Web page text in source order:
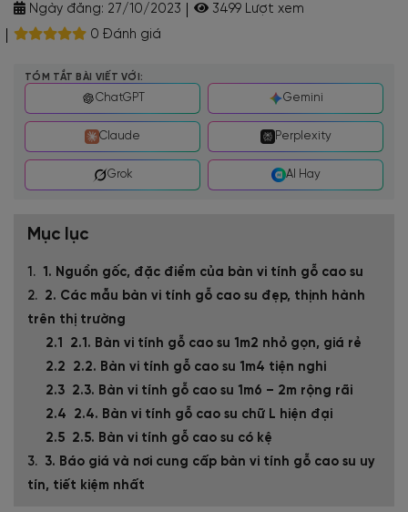
Ngày đăng: 27/10/2023
3499 Lượt xem
0 Đánh giá
TÓM TẮT BÀI VIẾT VỚI:
ChatGPT Gemini
Claude Perplexity
Grok AI Hay
Mục lục
1. Nguồn gốc, đặc điểm của bàn vi tính gỗ cao su
2. Các mẫu bàn vi tính gỗ cao su đẹp, thịnh hành
trên thị trường
2.1. Bàn vi tính gỗ cao su 1m2 nhỏ gọn, giá rẻ
2.2. Bàn vi tính gỗ cao su 1m4 tiện nghi
2.3. Bàn vi tính gỗ cao su 1m6 – 2m rộng rãi
2.4. Bàn vi tính gỗ cao su chữ L hiện đại
2.5. Bàn vi tính gỗ cao su có kệ
3. Báo giá và nơi cung cấp bàn vi tính gỗ cao su uy
tín, tiết kiệm nhất